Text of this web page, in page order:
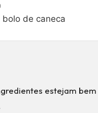
de caneca
estejam